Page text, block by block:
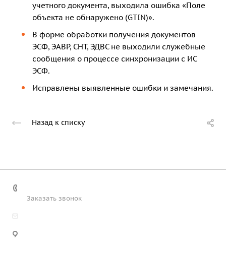
учетного документа, выходила ошибка «Поле
объекта не обнаружено (GTIN)».
В форме обработки получения документов
ЭСФ, ЭАВР, СНТ, ЭДВС не выходили служебные
сообщения о процессе синхронизации с ИС
ЭСФ.
Исправлены выявленные ошибки и замечания.
Назад к списку
Заказать звонок